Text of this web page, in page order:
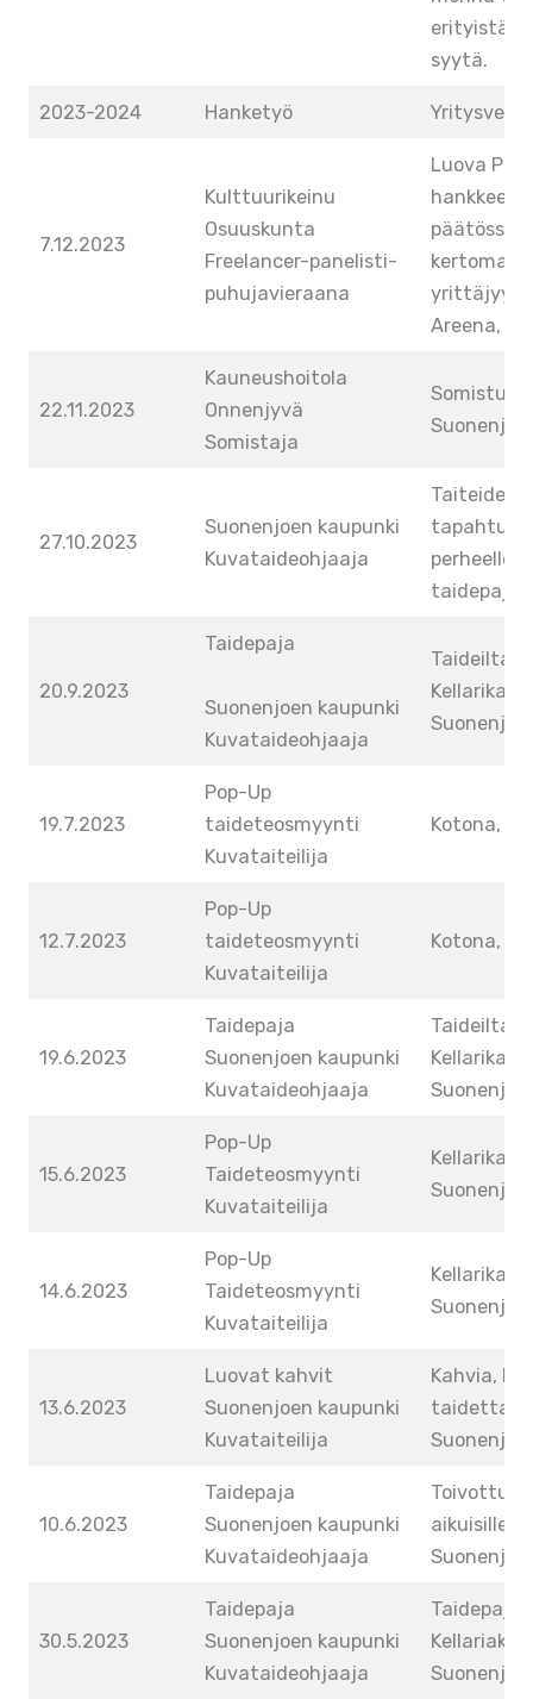
erityistä
syytä.
2023-2024 Hanketyö
7.12.2023
Kulttuurikeinu
Osuuskunta
Freelancer-panelisti-
puhujavieraana
Luova
hankkeen
Areena,
22.11.2023
Kauneushoitola
Onnenjyvä
Somistaja
Suonenjoki
27.10.2023
Suonenjoen kaupunki
Kuvataideohjaaja
Taiteiden
perheelle
taidepaja
20.9.2023
Taidepaja
Suonenjoen kaupunki
Kuvataideohjaaja
Taideilta
Suonenjoki
19.7.2023
Pop-Up
taideteosmyynti
Kuvataiteilija
Kotona,
12.7.2023
Pop-Up
taideteosmyynti
Kuvataiteilija
Kotona,
19.6.2023
Taidepaja
Suonenjoen kaupunki
Kuvataideohjaaja
Taideilta
Suonenjoki
15.6.2023
Pop-Up
Taideteosmyynti
Kuvataiteilija
Suonenjoki
14.6.2023
Pop-Up
Taideteosmyynti
Kuvataiteilija
Suonenjoki
13.6.2023
Luovat kahvit
Suonenjoen kaupunki
Kuvataiteilija
Kahvia,
taidetta.
Suonenjoki
10.6.2023
Taidepaja
Suonenjoen kaupunki
Kuvataideohjaaja
Toivottu
aikuisille.
Suonenjoki
30.5.2023
Taidepaja
Suonenjoen kaupunki
Kuvataideohjaaja
Taidepaja
Suonenjoki